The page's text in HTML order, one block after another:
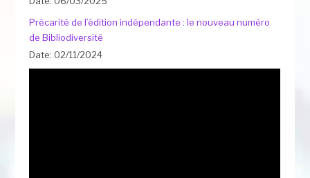
Précarité de l’édition indépendante : le nouveau numéro
de Bibliodiversité
Date: 02/11/2024